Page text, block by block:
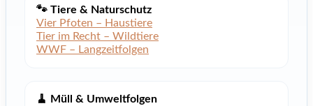
🐾 Tiere & Naturschutz
Vier Pfoten – Haustiere
Tier im Recht – Wildtiere
WWF – Langzeitfolgen
🧹 Müll & Umweltfolgen